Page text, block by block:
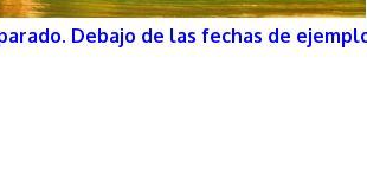
Debajo de las fechas de